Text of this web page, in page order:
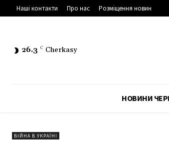
Наші контакти Про нас Розміщення новин
26.3 C Cherkasy
НОВИНИ
ВІЙНА В УКРАЇНІ